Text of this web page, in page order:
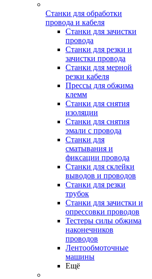
Станки для обработки
провода и кабеля
Станки для зачистки
провода
Станки для резки и
зачистки провода
Станки для мерной
резки кабеля
Прессы для обжима
клемм
Станки для снятия
изоляции
Станки для снятия
эмали с провода
Станки для
сматывания и
фиксации провода
Станки для склейки
выводов и проводов
Станки для резки
трубок
Станки для зачистки и
опрессовки проводов
Тестеры силы обжима
наконечников
проводов
Лентообмоточные
машины
Ещё